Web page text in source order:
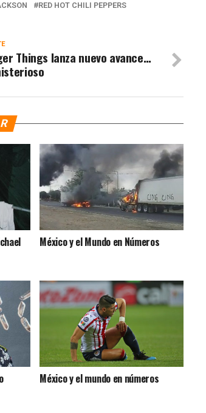
RED HOT CHILI PEPPERS
Things lanza nuevo avance…
México y el Mundo en Números
México y el mundo en números